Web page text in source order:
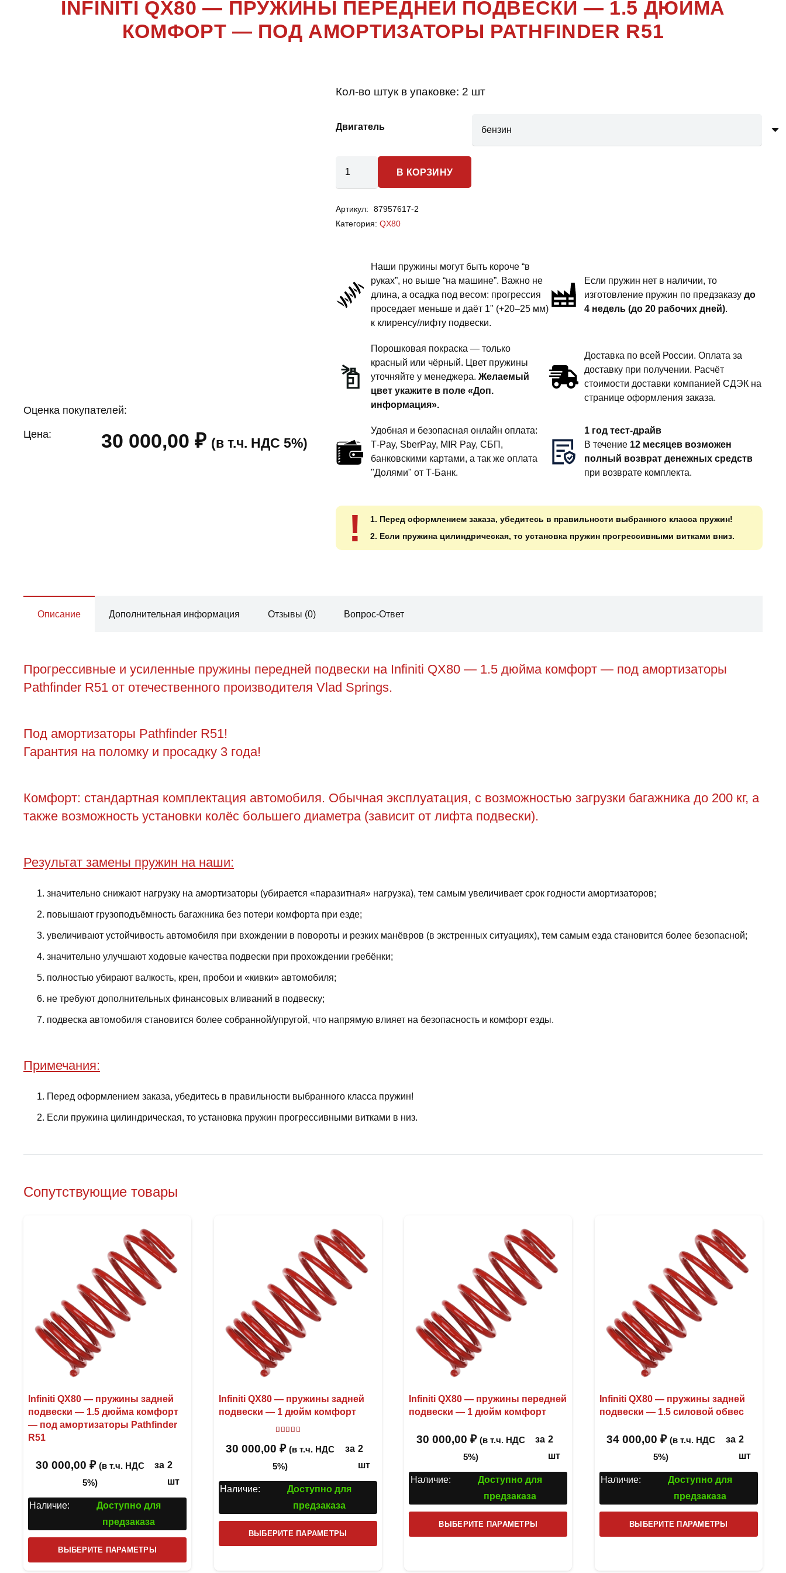
INFINITI QX80 — ПРУЖИНЫ ПЕРЕДНЕЙ ПОДВЕСКИ — 1.5 ДЮЙМА
КОМФОРТ — ПОД АМОРТИЗАТОРЫ PATHFINDER R51
Оценка покупателей:
Цена: 30 000,00₽ (в т.ч. НДС 5%)
Кол-во штук в упаковке: 2 шт
Двигатель
QX80
-
передней
подвески
1.5
комфорт
под
амортизаторы
Pathfinder
В КОРЗИНУ
Артикул:
87957617-2
Категория:QX80
Наши пружины могут быть короче “в
руках”, но выше “на машине”. Важно не
длина, а осадка под весом: прогрессия
проседает меньше и даёт 1" (+20–25 мм)
к клиренсу/лифту подвески.
Если пружин нет в наличии, то
изготовление пружин по предзаказудо
4 недель (до 20 рабочих дней).
Порошковая покраска — только
красный или чёрный. Цвет пружины
уточняйте у менеджера.Желаемый
цвет укажите в поле «Доп.
информация».
Доставка по всей России. Оплата за
доставку при получении. Расчёт
стоимости доставки компанией СДЭК на
странице оформления заказа.
Удобная и безопасная онлайн оплата:
T‑Pay, SberPay, MIR Pay, СБП,
банковскими картами, а так же оплата
"Долями" от Т-Банк.
1 год тест-драйв
В течение 12 месяцев возможен
полный возврат денежных средств
при возврате комплекта.
!
1. Перед оформлением заказа, убедитесь в правильности выбранного класса пружин!
2. Если пружина цилиндрическая, то установка пружин прогрессивными витками вниз.
Описание Дополнительная информация Отзывы (0) Вопрос-Ответ
Прогрессивные и усиленные пружины передней подвески на Infiniti QX80 — 1.5 дюйма комфорт — под амортизаторы
Pathfinder R51 от отечественного производителя Vlad Springs.
Под амортизаторы Pathfinder R51!
Гарантия на поломку и просадку 3 года!
Комфорт: стандартная комплектация автомобиля. Обычная эксплуатация, с возможностью загрузки багажника до 200 кг, а
также возможность установки колёс большего диаметра (зависит от лифта подвески).
Результат замены пружин на наши:
значительно снижают нагрузку на амортизаторы (убирается «паразитная» нагрузка), тем самым увеличивает срок годности амортизаторов;
повышают грузоподъёмность багажника без потери комфорта при езде;
увеличивают устойчивость автомобиля при вхождении в повороты и резких манёвров (в экстренных ситуациях), тем самым езда становится более безопасной;
значительно улучшают ходовые качества подвески при прохождении гребёнки;
полностью убирают валкость, крен, пробои и «кивки» автомобиля;
не требуют дополнительных финансовых вливаний в подвеску;
подвеска автомобиля становится более собранной/упругой, что напрямую влияет на безопасность и комфорт езды.
Примечания:
Перед оформлением заказа, убедитесь в правильности выбранного класса пружин!
Если пружина цилиндрическая, то установка пружин прогрессивными витками в низ.
Сопутствующие товары
Infiniti QX80 — пружины задней
подвески — 1.5 дюйма комфорт
— под амортизаторы Pathfinder
R51
30 000,00 ₽ (в т.ч. НДС
5%)
за 2
шт
Наличие:
Доступно для
предзаказа
ВЫБЕРИТЕ ПАРАМЕТРЫ
товар
Infiniti QX80 — пружины задней
подвески — 1 дюйм комфорт
30 000,00₽ (в т.ч. НДС
5%)
за 2
шт
Наличие:
Доступно для
предзаказа
ВЫБЕРИТЕ ПАРАМЕТРЫ
товар
Infiniti QX80 — пружины передней
подвески — 1 дюйм комфорт
30 000,00 ₽ (в т.ч. НДС
5%)
за 2
шт
Наличие:
Доступно для
предзаказа
ВЫБЕРИТЕ ПАРАМЕТРЫ
товар
несколько
Infiniti QX80 — пружины задней
подвески — 1.5 силовой обвес
34 000,00₽ (в т.ч. НДС
5%)
за 2
шт
Наличие:
Доступно для
предзаказа
ВЫБЕРИТЕ ПАРАМЕТРЫ
товар